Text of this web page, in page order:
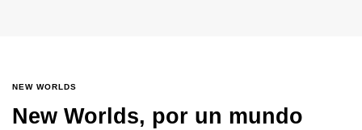
NEW WORLDS
New Worlds, por un mundo